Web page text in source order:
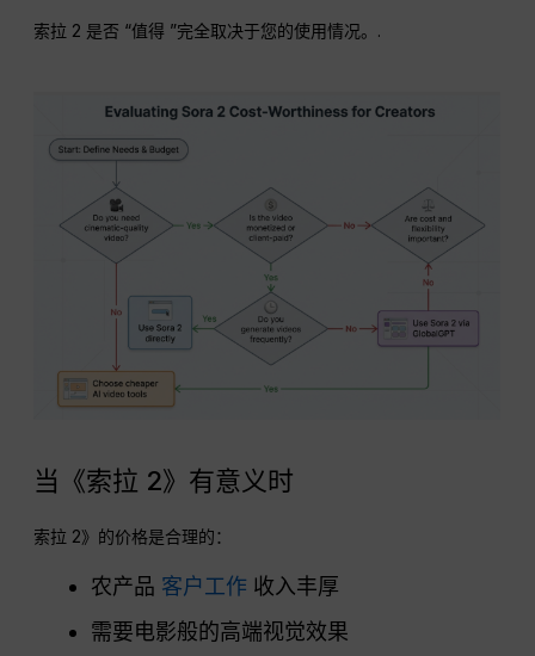
索拉 2 是否 “值得 ”完全取决于您的使用情况。.
当《索拉 2》有意义时
索拉 2》的价格是合理的：
农产品 客户工作 收入丰厚
需要电影般的高端视觉效果